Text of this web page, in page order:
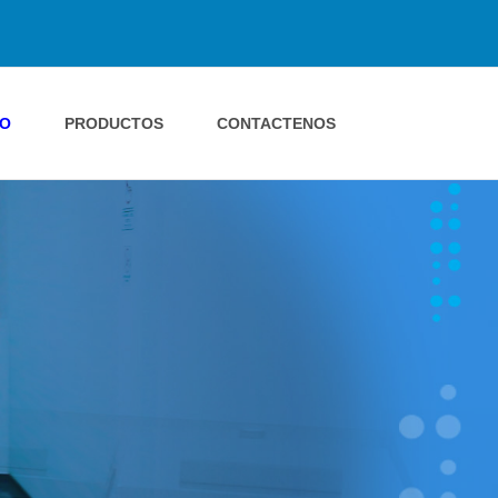
PRODUCTOS CONTACTENOS